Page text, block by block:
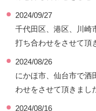
2024/09/27
千代田区、港区、川崎
打ち合わせをさせて頂
2024/08/26
にかほ市、仙台市で酒
わせをさせて頂きまし
2024/08/16